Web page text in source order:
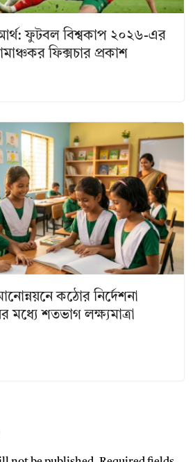
ফুটবল বিশ্বকাপ ২০২৬-এর
ফিক্সচার প্রকাশ
কঠোর নির্দেশনা
শতভাগ লক্ষ্যমাত্রা